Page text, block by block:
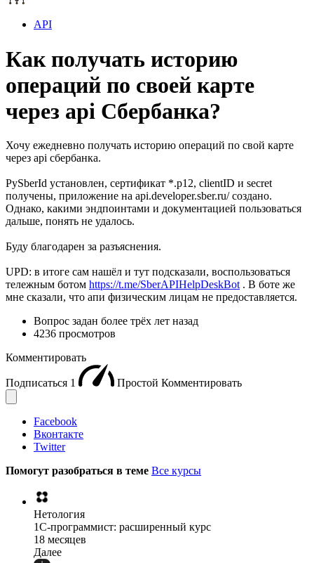
API
Как получать историю
операций по своей карте
через api Сбербанка?
Хочу ежедневно получать историю операций по свой карте
через api сбербанка.
PySberId установлен, сертификат *.p12, clientID и secret
получены, приложение на api.developer.sber.ru/ создано.
Однако, какими эндпоинтами и документацией пользоваться
дальше, понять не удалось.
Буду благодарен за разъяснения.
UPD: в итоге сам нашёл и тут подсказали, воспользоваться
тележным ботом https://t.me/SberAPIHelpDeskBot . В боте же
мне сказали, что апи физическим лицам не предоставляется.
Вопрос задан более трёх лет назад
4236 просмотров
Комментировать
Подписаться 1 Простой Комментировать
Facebook
Вконтакте
Twitter
Помогут разобраться в теме Все курсы
Нетология
1C-программист: расширенный курс
18 месяцев
Далее